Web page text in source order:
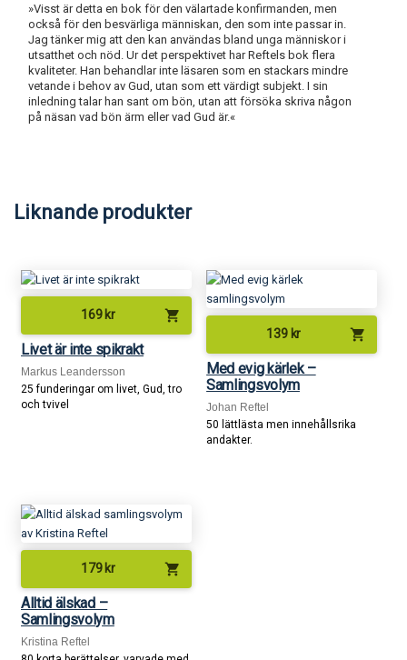
»Visst är detta en bok för den välartade konfirmanden, men
också för den besvärliga människan, den som inte passar in.
Jag tänker mig att den kan användas bland unga människor i
utsatthet och nöd. Ur det perspektivet har Reftels bok flera
kvaliteter. Han behandlar inte läsaren som en stackars mindre
vetande i behov av Gud, utan som ett värdigt subjekt. I sin
inledning talar han sant om bön, utan att försöka skriva någon
på näsan vad bön ärm eller vad Gud är.«
Liknande produkter
169 kr shopping_cart
Livet är inte spikrakt
Markus Leandersson
25 funderingar om livet, Gud, tro
och tvivel
139 kr shopping_cart
Med evig kärlek –
Samlingsvolym
Johan Reftel
50 lättlästa men innehållsrika
andakter.
179 kr shopping_cart
Alltid älskad –
Samlingsvolym
Kristina Reftel